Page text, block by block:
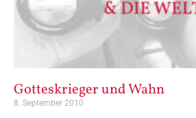
Gotteskrieger und Wahn
8. September 2010